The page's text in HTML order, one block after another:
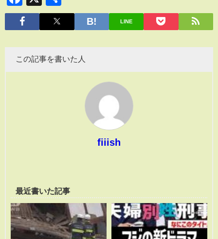
有
LINE
この記事を書いた人
fiiish
最近書いた記事